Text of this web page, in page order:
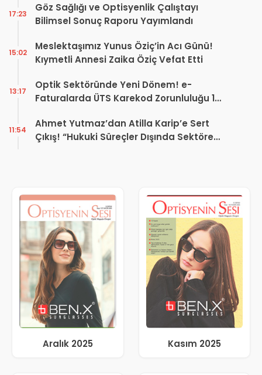
Göz Sağlığı ve Optisyenlik Çalıştayı
Bilimsel Sonuç Raporu Yayımlandı
17:23
Meslektaşımız Yunus Öziç’in Acı Günü!
Kıymetli Annesi Zaika Öziç Vefat Etti
15:02
Optik Sektöründe Yeni Dönem! e-
Faturalarda ÜTS Karekod Zorunluluğu 1
13:17
Ahmet Yutmaz’dan Atilla Karip’e Sert
Çıkış! “Hukuki Süreçler Dışında Sektöre
11:54
Aralık 2025 Kasım 2025